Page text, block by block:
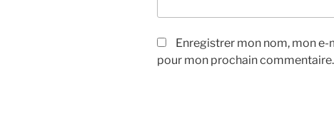
Enregistrer mon nom, mon
pour mon prochain commentaire.